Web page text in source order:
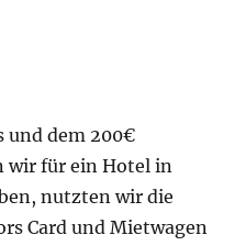
und dem 200€
wir für ein Hotel in
nutzten wir die
Card und Mietwagen